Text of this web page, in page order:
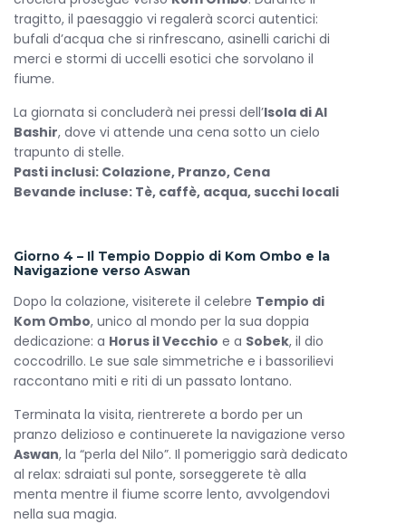
tragitto, il paesaggio vi regalerà scorci autentici:
bufali d’acqua che si rinfrescano, asinelli carichi di
merci e stormi di uccelli esotici che sorvolano il
fiume.
La giornata si concluderà nei pressi dell’Isola di Al
Bashir, dove vi attende una cena sotto un cielo
trapunto di stelle.
Pasti inclusi: Colazione, Pranzo, Cena
Bevande incluse: Tè, caffè, acqua, succhi locali
Giorno 4 – Il Tempio Doppio di Kom Ombo e la
Navigazione verso Aswan
Dopo la colazione, visiterete il celebre Tempio di
Kom Ombo, unico al mondo per la sua doppia
dedicazione: a Horus il Vecchio e a Sobek, il dio
coccodrillo. Le sue sale simmetriche e i bassorilievi
raccontano miti e riti di un passato lontano.
Terminata la visita, rientrerete a bordo per un
pranzo delizioso e continuerete la navigazione verso
Aswan, la “perla del Nilo”. Il pomeriggio sarà dedicato
al relax: sdraiati sul ponte, sorseggerete tè alla
menta mentre il fiume scorre lento, avvolgendovi
nella sua magia.